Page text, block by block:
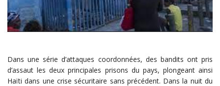
Dans une série d’attaques coordonnées, des bandits ont pris
d’assaut les deux principales prisons du pays, plongeant ainsi
Haïti dans une crise sécuritaire sans précédent. Dans la nuit du